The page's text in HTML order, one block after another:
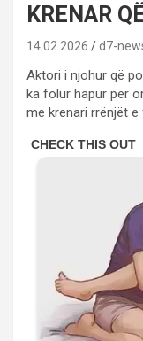
KRENAR
14.02.2026 d7-
Aktori i njohur që
ka folur hapur për
me krenari rrënjët